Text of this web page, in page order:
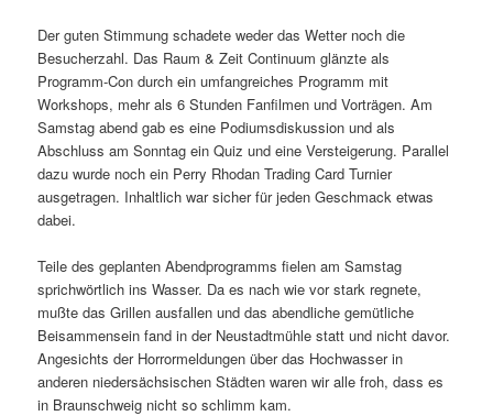
Der guten Stimmung schadete weder das Wetter noch die
Besucherzahl. Das Raum & Zeit Continuum glänzte als
Programm-Con durch ein umfangreiches Programm mit
Workshops, mehr als 6 Stunden Fanfilmen und Vorträgen. Am
Samstag abend gab es eine Podiumsdiskussion und als
Abschluss am Sonntag ein Quiz und eine Versteigerung. Parallel
dazu wurde noch ein Perry Rhodan Trading Card Turnier
ausgetragen. Inhaltlich war sicher für jeden Geschmack etwas
dabei.
Teile des geplanten Abendprogramms fielen am Samstag
sprichwörtlich ins Wasser. Da es nach wie vor stark regnete,
mußte das Grillen ausfallen und das abendliche gemütliche
Beisammensein fand in der Neustadtmühle statt und nicht davor.
Angesichts der Horrormeldungen über das Hochwasser in
anderen niedersächsischen Städten waren wir alle froh, dass es
in Braunschweig nicht so schlimm kam.